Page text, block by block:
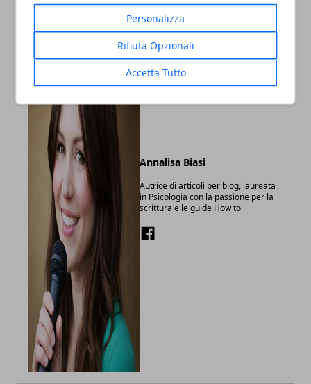
Personalizza
Rifiuta Opzionali
Accetta Tutto
Annalisa Biasi
Autrice di articoli per blog, laureata
in Psicologia con la passione per la
scrittura e le guide How to